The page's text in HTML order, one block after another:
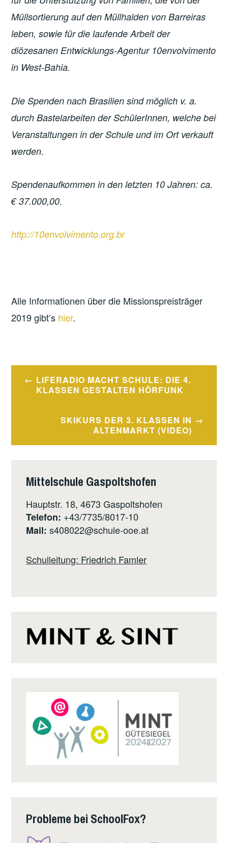
Müllsortierung auf den Müllhalden von Barreiras
leben, sowie für die laufende Arbeit der
diözesanen Entwicklungs-Agentur 10envolvimento
in West-Bahia.
Die Spenden nach Brasilien sind möglich v. a.
durch Bastelarbeiten der SchülerInnen, welche bei
Veranstaltungen in der Schule und im Ort verkauft
werden.
Spendenaufkommen in den letzten 10 Jahren: ca.
€ 37.000,00.
http://10envolvimento.org.br
Alle Informationen über die Missionspreisträger
2019 gibt’s hier.
Beitragsnavigation
LIFERADIO MACHT SCHULE: DIE 4.
KLASSEN GESTALTEN HÖRFUNK
SKIKURS DER 3. KLASSEN IN
ALTENMARKT (VIDEO)
Mittelschule Gaspoltshofen
Hauptstr. 18, 4673 Gaspoltshofen
Telefon: +43/7735/8017-10
Mail: s408022@schule-ooe.at
Schulleitung: Friedrich Famler
Probleme bei SchoolFox?